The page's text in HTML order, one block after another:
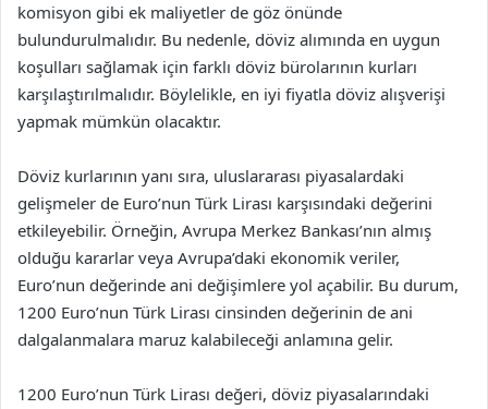
komisyon gibi ek maliyetler de göz önünde
bulundurulmalıdır. Bu nedenle, döviz alımında en uygun
koşulları sağlamak için farklı döviz bürolarının kurları
karşılaştırılmalıdır. Böylelikle, en iyi fiyatla döviz alışverişi
yapmak mümkün olacaktır.
Döviz kurlarının yanı sıra, uluslararası piyasalardaki
gelişmeler de Euro’nun Türk Lirası karşısındaki değerini
etkileyebilir. Örneğin, Avrupa Merkez Bankası’nın almış
olduğu kararlar veya Avrupa’daki ekonomik veriler,
Euro’nun değerinde ani değişimlere yol açabilir. Bu durum,
1200 Euro’nun Türk Lirası cinsinden değerinin de ani
dalgalanmalara maruz kalabileceği anlamına gelir.
1200 Euro’nun Türk Lirası değeri, döviz piyasalarındaki